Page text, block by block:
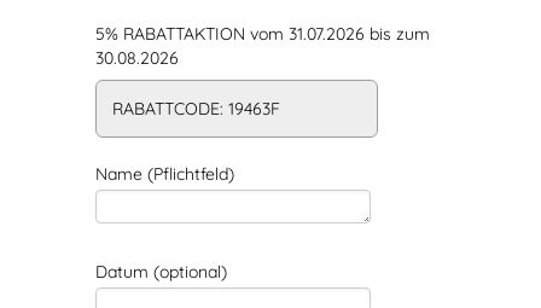
5% RABATTAKTION vom 31.07.2026 bis zum
30.08.2026
RABATTCODE: 19463F
Name (Pflichtfeld)
Datum (optional)